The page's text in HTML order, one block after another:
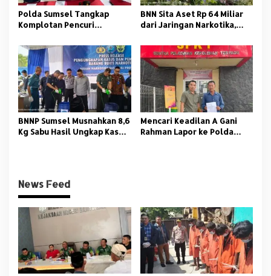
Polda Sumsel Tangkap
Komplotan Pencuri
BNN Sita Aset Rp 64 Miliar
dari Jaringan Narkotika,
BNNP Sumsel Musnahkan 8,6
Kg Sabu Hasil Ungkap Kasus
Mencari Keadilan A Gani
Rahman Lapor ke Polda
News Feed